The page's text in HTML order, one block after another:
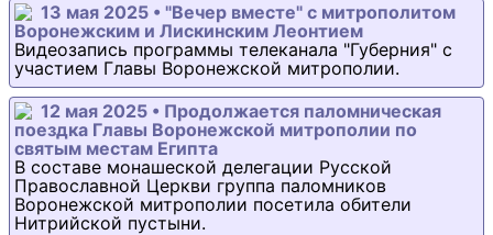
13 мая 2025 • "Вечер вместе" с митрополитом
Воронежским и Лискинским Леонтием
Видеозапись программы телеканала "Губерния" с
участием Главы Воронежской митрополии.
12 мая 2025 • Продолжается паломническая
поездка Главы Воронежской митрополии по
святым местам Египта
В составе монашеской делегации Русской
Православной Церкви группа паломников
Воронежской митрополии посетила обители
Нитрийской пустыни.